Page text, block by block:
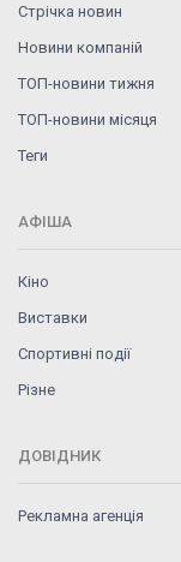
Стрічка новин
Новини компаній
ТОП-новини тижня
ТОП-новини місяця
Теги
АФІША
Кіно
Виставки
Спортивні події
Різне
ДОВІДНИК
Рекламна агенція